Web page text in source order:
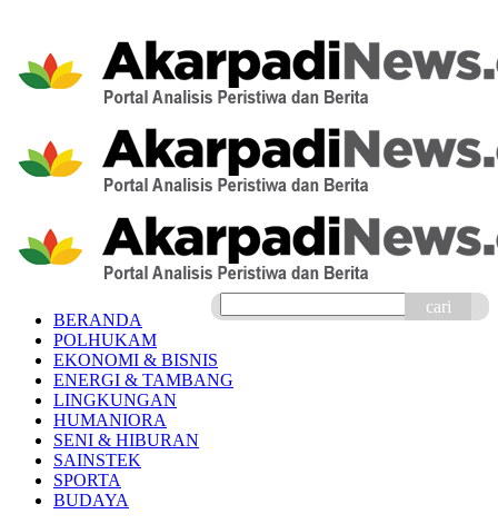
cari
BERANDA
POLHUKAM
EKONOMI & BISNIS
ENERGI & TAMBANG
LINGKUNGAN
HUMANIORA
SENI & HIBURAN
SAINSTEK
SPORTA
BUDAYA